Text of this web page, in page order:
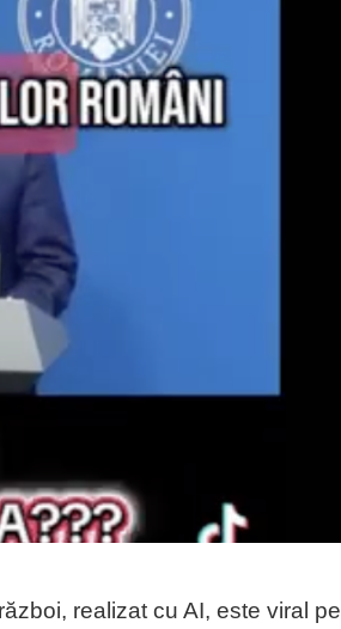
realizat cu AI, este viral pe